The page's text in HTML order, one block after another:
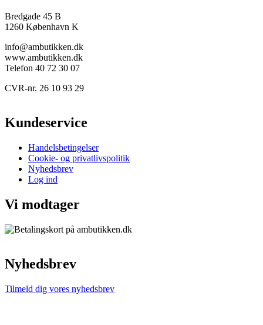
Bredgade 45 B
1260 København K
info@ambutikken.dk
www.ambutikken.dk
Telefon 40 72 30 07
CVR-nr. 26 10 93 29
Kundeservice
Handelsbetingelser
Cookie- og privatlivspolitik
Nyhedsbrev
Log ind
Vi modtager
Nyhedsbrev
Tilmeld dig vores nyhedsbrev